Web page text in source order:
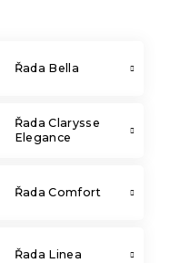
Řada Bella
Řada Clarysse
Elegance
Řada Comfort
Řada Linea